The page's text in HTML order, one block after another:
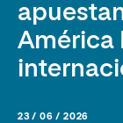
América
23 / 06 / 2026